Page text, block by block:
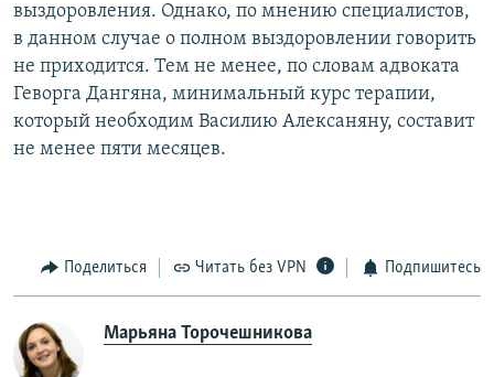
выздоровления. Однако, по мнению специалистов,
в данном случае о полном выздоровлении говорить
не приходится. Тем не менее, по словам адвоката
Геворга Дангяна, минимальный курс терапии,
который необходим Василию Алексаняну, составит
не менее пяти месяцев.
Поделиться Читать без VPN Подпишитесь
Марьяна Торочешникова